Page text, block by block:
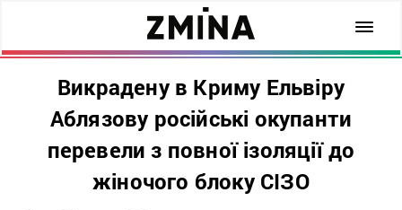
Викрадену в Криму Ельвіру
Аблязову російські окупанти
перевели з повної ізоляції до
жіночого блоку СІЗО